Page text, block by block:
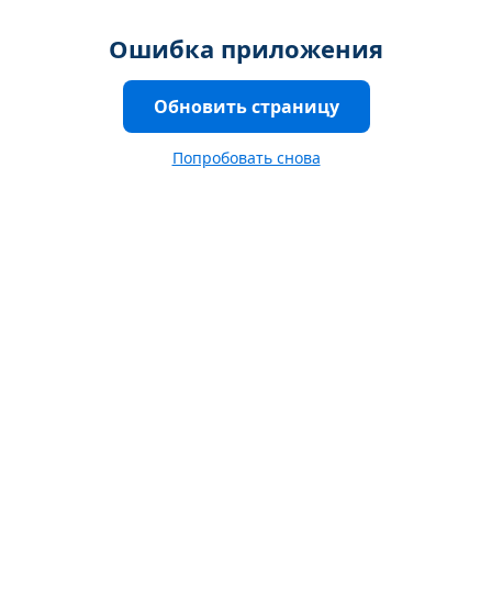
Ошибка приложения
Обновить страницу
Попробовать снова